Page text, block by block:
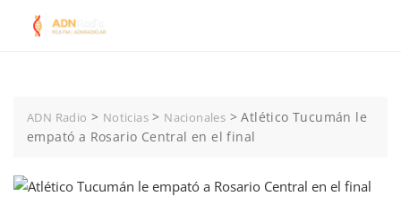
ADN Radio > Noticias > Nacionales >Atlético Tucumán le
empató a Rosario Central en el final